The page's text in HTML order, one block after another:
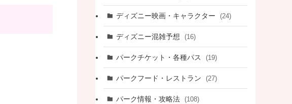
ディズニー映画・キャラクター (24)
ディズニー混雑予想 (16)
パークチケット・各種パス (19)
パークフード・レストラン (27)
パーク情報・攻略法 (108)